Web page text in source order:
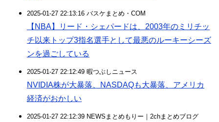
2025-01-27 22:13:16 バスケまとめ・COM
【NBA】リード・シェパードは、2003年のミリチッ
チ以来トップ3指名選手として最悪のルーキーシーズ
ンを過ごしている
2025-01-27 22:12:49 暇つぶしニュース
NVIDIA株が大暴落、NASDAQも大暴落、アメリカ
経済がおかしい
2025-01-27 22:12:39 NEWSまとめもりー｜2chまとめブログ